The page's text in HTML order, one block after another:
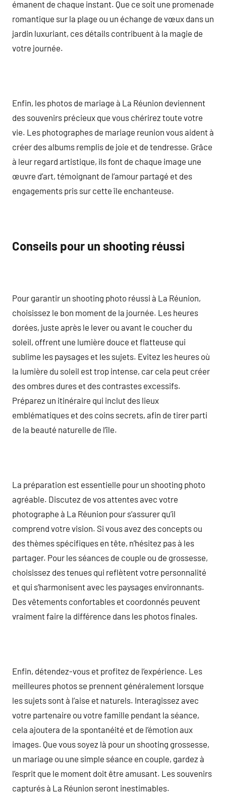
émanent de chaque instant. Que ce soit une promenade
romantique sur la plage ou un échange de vœux dans un
jardin luxuriant, ces détails contribuent à la magie de
votre journée.
Enfin, les photos de mariage à La Réunion deviennent
des souvenirs précieux que vous chérirez toute votre
vie. Les photographes de mariage reunion vous aident à
créer des albums remplis de joie et de tendresse. Grâce
à leur regard artistique, ils font de chaque image une
œuvre d’art, témoignant de l’amour partagé et des
engagements pris sur cette île enchanteuse.
Conseils pour un shooting réussi
Pour garantir un shooting photo réussi à La Réunion,
choisissez le bon moment de la journée. Les heures
dorées, juste après le lever ou avant le coucher du
soleil, offrent une lumière douce et flatteuse qui
sublime les paysages et les sujets. Evitez les heures où
la lumière du soleil est trop intense, car cela peut créer
des ombres dures et des contrastes excessifs.
Préparez un itinéraire qui inclut des lieux
emblématiques et des coins secrets, afin de tirer parti
de la beauté naturelle de l’île.
La préparation est essentielle pour un shooting photo
agréable. Discutez de vos attentes avec votre
photographe à La Réunion pour s’assurer qu’il
comprend votre vision. Si vous avez des concepts ou
des thèmes spécifiques en tête, n’hésitez pas à les
partager. Pour les séances de couple ou de grossesse,
choisissez des tenues qui reflètent votre personnalité
et qui s’harmonisent avec les paysages environnants.
Des vêtements confortables et coordonnés peuvent
vraiment faire la différence dans les photos finales.
Enfin, détendez-vous et profitez de l’expérience. Les
meilleures photos se prennent généralement lorsque
les sujets sont à l’aise et naturels. Interagissez avec
votre partenaire ou votre famille pendant la séance,
cela ajoutera de la spontanéité et de l’émotion aux
images. Que vous soyez là pour un shooting grossesse,
un mariage ou une simple séance en couple, gardez à
l’esprit que le moment doit être amusant. Les souvenirs
capturés à La Réunion seront inestimables.